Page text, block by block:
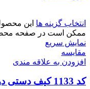
انتخاب گزینه ها این
ممکن است در صفحه
نمایش سریع
مقايسه
افزودن به علاقه مندی
کد 1133 کیف دستی دوشی زنانه شنل جلو بافت